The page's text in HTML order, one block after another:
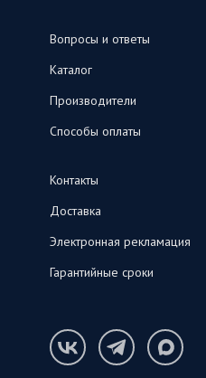
Вопросы и ответы
Каталог
Производители
Способы оплаты
Контакты
Доставка
Электронная рекламация
Гарантийные сроки